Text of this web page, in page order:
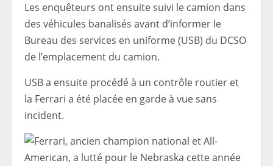
Les enquêteurs ont ensuite suivi le camion dans
des véhicules banalisés avant d’informer le
Bureau des services en uniforme (USB) du DCSO
de l’emplacement du camion.
USB a ensuite procédé à un contrôle routier et
la Ferrari a été placée en garde à vue sans
incident.